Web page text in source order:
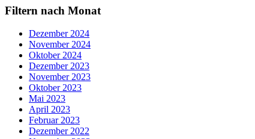
Filtern nach Monat
Dezember 2024
November 2024
Oktober 2024
Dezember 2023
November 2023
Oktober 2023
Mai 2023
April 2023
Februar 2023
Dezember 2022